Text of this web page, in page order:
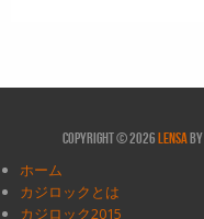
Copyright © 2026Lensaby
ホーム
カジロックとは
カジロック2015